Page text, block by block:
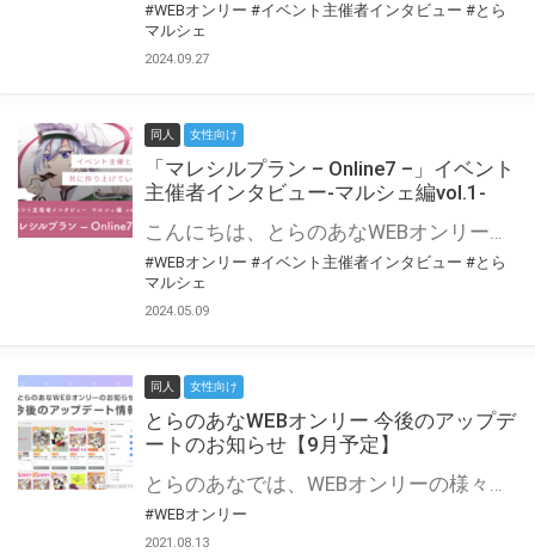
#WEBオンリー #イベント主催者インタビュー #とら
マルシェ
2024.09.27
同人 女性向け
「マレシルプラン – Online7 –」イベント
主催者インタビュー-マルシェ編vol.1-
こんにちは、とらのあなWEBオンリー運営スタッフです。 新たにお届けする、イベント主催者インタビュー-マルシェ編-は、 とらのあなWEBオンリー「マルシェ」をご利用した主催様に 「マルシェ」を使って開催した感想や心がけをお聞きする企画です。 今回は、WEBオンリー開催7回目迎えた「マレシルプラン – Online7 –」より、 主催の玉川うた様にお話を伺いました。 ▼マレシルプランのインタビュー前回記事 「イベント主催者インタビュー vol.6」はこちら 協力：玉川うた様（マレシルプラン実行委員会 代表）／イベント公式Twitter（@mallesil_plan） とらのあなWEBオンリー「マルシェ」とは？ WEBオンリーでリアルタイムでコミュニケーションがとれるオンライン会場です。
#WEBオンリー #イベント主催者インタビュー #とら
マルシェ
2024.05.09
同人 女性向け
とらのあなWEBオンリー 今後のアップデ
ートのお知らせ【9月予定】
とらのあなでは、WEBオンリーの様々な支援を実施しています。 今回は2021年9月に実装を予定しているアップデート情報についてご紹介いたします。 とらのあなWEBオンリーサイトはこちら
#WEBオンリー
2021.08.13